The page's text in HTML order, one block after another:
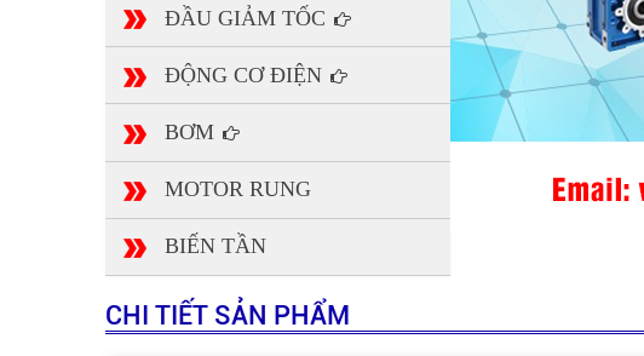
ĐẦU GIẢM TỐC
ĐỘNG CƠ ĐIỆN
BƠM
MOTOR RUNG
BIẾN TẦN
CHI TIẾT SẢN PHẨM